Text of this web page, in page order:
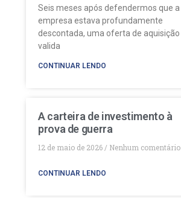
Seis meses após defendermos que a
empresa estava profundamente
descontada, uma oferta de aquisição
valida
CONTINUAR LENDO
A carteira de investimento à
prova de guerra
12 de maio de 2026 Nenhum comentário
CONTINUAR LENDO